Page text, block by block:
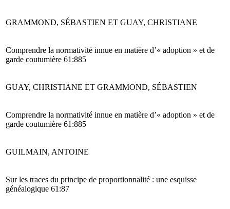
GRAMMOND, SÉBASTIEN ET GUAY, CHRISTIANE
Comprendre la normativité innue en matière d’« adoption » et de
garde coutumière 61:885
GUAY, CHRISTIANE ET GRAMMOND, SÉBASTIEN
Comprendre la normativité innue en matière d’« adoption » et de
garde coutumière 61:885
GUILMAIN, ANTOINE
Sur les traces du principe de proportionnalité : une esquisse
généalogique 61:87